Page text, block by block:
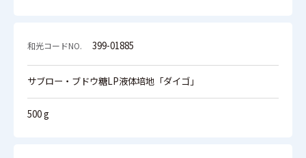
399-01885
サブロー・ブドウ糖LP液体培地「ダイゴ」
500 g